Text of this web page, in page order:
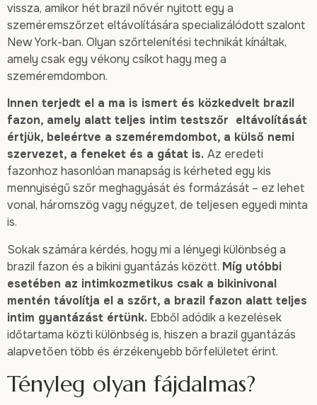
vissza, amikor hét brazil nővér nyitott egy a
szeméremszőrzet eltávolítására specializálódott szalont
New York-ban. Olyan szőrtelenítési technikát kínáltak,
amely csak egy vékony csíkot hagy meg a
szeméremdombon.
Innen terjedt el a ma is ismert és közkedvelt brazil
fazon, amely alatt teljes intim testszőr eltávolítását
értjük, beleértve a szeméremdombot, a külső nemi
szervezet, a feneket és a gátat is. Az eredeti
fazonhoz hasonlóan manapság is kérheted egy kis
mennyiségű szőr meghagyását és formázását – ez lehet
vonal, háromszög vagy négyzet, de teljesen egyedi minta
is.
Sokak számára kérdés, hogy mi a lényegi különbség a
brazil fazon és a bikini gyantázás között. Míg utóbbi
esetében az intimkozmetikus csak a bikinivonal
mentén távolítja el a szőrt, a brazil fazon alatt teljes
intim gyantázást értünk. Ebből adódik a kezelések
időtartama közti különbség is, hiszen a brazil gyantázás
alapvetően több és érzékenyebb bőrfelületet érint.
Tényleg olyan fájdalmas?